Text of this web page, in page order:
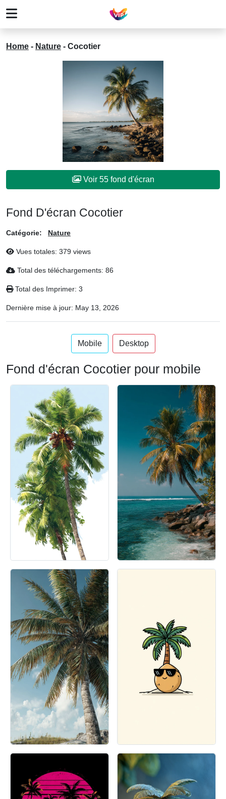
Home - Nature - Cocotier
Voir 55 fond d'écran
Fond D'écran Cocotier
Catégorie: Nature
Vues totales: 379 views
Total des téléchargements: 86
Total des Imprimer: 3
Dernière mise à jour: May 13, 2026
Mobile Desktop
Fond d'écran Cocotier pour mobile